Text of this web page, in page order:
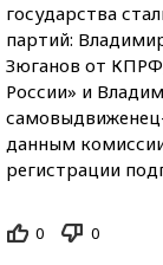
государства
партий:
Зюганов от
России» и
данным
регистрации
0 0